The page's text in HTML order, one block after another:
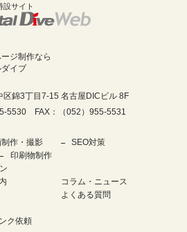
設サイト
ジ制作なら
イブ
区錦3丁目7-15 名古屋DICビル 8F
5530 FAX：（052）955-5531
作・撮影
SEO対策
印刷物制作
コラム・ニュース
よくある質問
ク依頼